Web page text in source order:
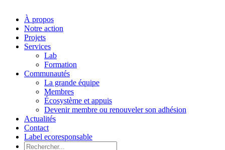
À propos
Notre action
Projets
Services
Lab
Formation
Communautés
La grande équipe
Membres
Écosystème et appuis
Devenir membre ou renouveler son adhésion
Actualités
Contact
Label ecoresponsable
Rechercher: